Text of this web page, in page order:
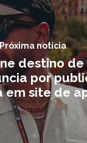
notícia
destino de
por
em site de